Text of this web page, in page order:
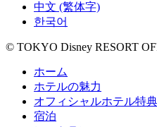
中文 (繁体字)
한국어
© TOKYO Disney RESORT
ホーム
ホテルの魅力
オフィシャルホテル特典
宿泊